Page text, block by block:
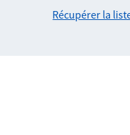
Récupérer la